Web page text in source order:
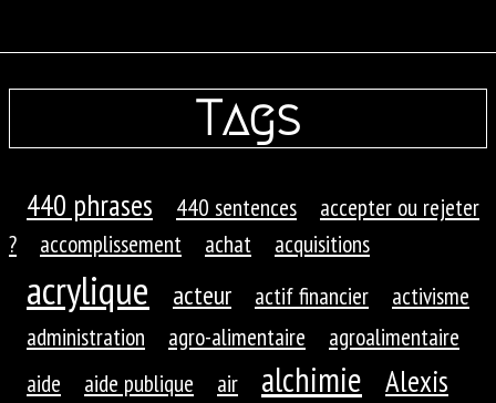
Tags
440 phrases 440 sentences
accepter ou rejeter
?
accomplissement achat acquisitions
acrylique acteur actif financier
activisme
administration
agro-alimentaire
agroalimentaire
aide
aide publique air alchimie
Alexis